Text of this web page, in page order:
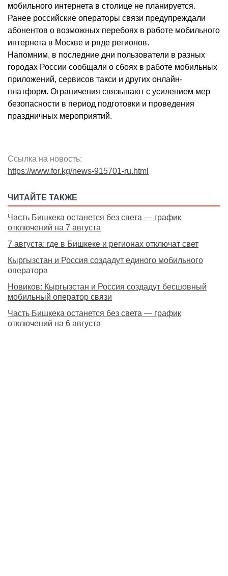
мобильного интернета в столице не планируется.
Ранее российские операторы связи предупреждали
абонентов о возможных перебоях в работе мобильного
интернета в Москве и ряде регионов.
Напомним, в последние дни пользователи в разных
городах России сообщали о сбоях в работе мобильных
приложений, сервисов такси и других онлайн-
платформ. Ограничения связывают с усилением мер
безопасности в период подготовки и проведения
праздничных мероприятий.
Ссылка на новость:
https://www.for.kg/news-915701-ru.html
ЧИТАЙТЕ ТАКЖЕ
Часть Бишкека останется без света — график
отключений на 7 августа
7 августа: где в Бишкеке и регионах отключат свет
Кыргызстан и Россия создадут единого мобильного
оператора
Новиков: Кыргызстан и Россия создадут бесшовный
мобильный оператор связи
Часть Бишкека останется без света — график
отключений на 6 августа